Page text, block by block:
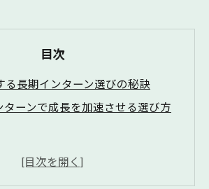
目次
る長期インターン選びの秘訣
ターンで成長を加速させる選び方